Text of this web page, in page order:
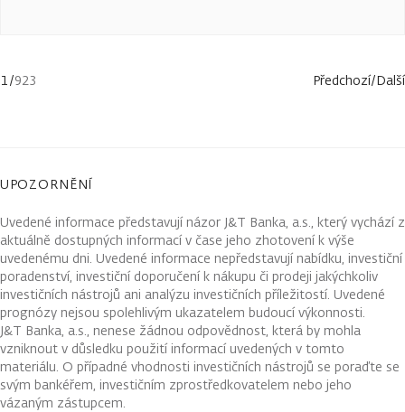
1/923 Předchozí/Další
UPOZORNĚNÍ
Uvedené informace představují názor J&T Banka, a.s., který vychází z
aktuálně dostupných informací v čase jeho zhotovení k výše
uvedenému dni. Uvedené informace nepředstavují nabídku, investiční
poradenství, investiční doporučení k nákupu či prodeji jakýchkoliv
investičních nástrojů ani analýzu investičních příležitostí. Uvedené
prognózy nejsou spolehlivým ukazatelem budoucí výkonnosti.
J&T Banka, a.s., nenese žádnou odpovědnost, která by mohla
vzniknout v důsledku použití informací uvedených v tomto
materiálu. O případné vhodnosti investičních nástrojů se poraďte se
svým bankéřem, investičním zprostředkovatelem nebo jeho
vázaným zástupcem.